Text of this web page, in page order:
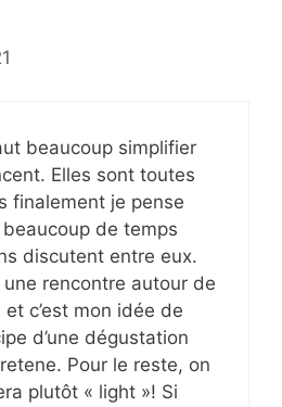
beaucoup simplifier
Elles sont toutes
finalement je pense
beaucoup de temps
discutent entre eux.
une rencontre autour de
c’est mon idée de
d’une dégustation
Pour le reste, on
plutôt « light »! Si